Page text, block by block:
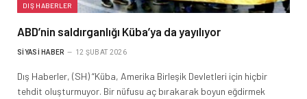
DIŞ HABERLER
ABD’nin saldırganlığı Küba’ya da yayılıyor
SIYASI HABER 12 ŞUBAT 2026
Dış Haberler, (SH) “Küba, Amerika Birleşik Devletleri için hiçbir
tehdit oluşturmuyor. Bir nüfusu aç bırakarak boyun eğdirmek